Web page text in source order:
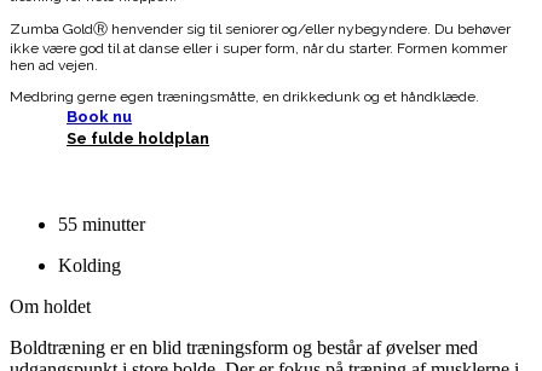
Zumba GoldⓇ henvender sig til seniorer og/eller nybegyndere. Du behøver
ikke være god til at danse eller i super form, når du starter. Formen kommer
hen ad vejen.
Medbring gerne egen træningsmåtte, en drikkedunk og et håndklæde.
Book nu
Se fulde holdplan
55 minutter
Kolding
Om holdet
Boldtræning er en blid træningsform og består af øvelser med